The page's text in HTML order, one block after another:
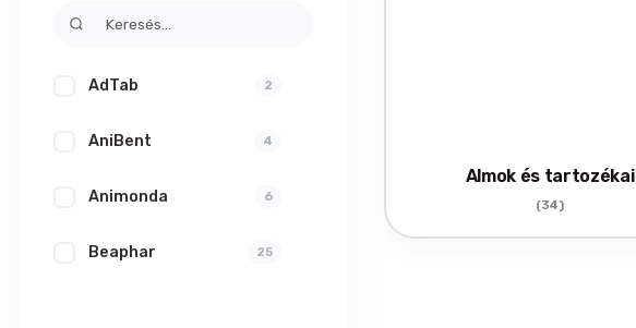
AdTab 2
AniBent 4
Animonda 6
Beaphar 25
Almok és tartozékai
(34)